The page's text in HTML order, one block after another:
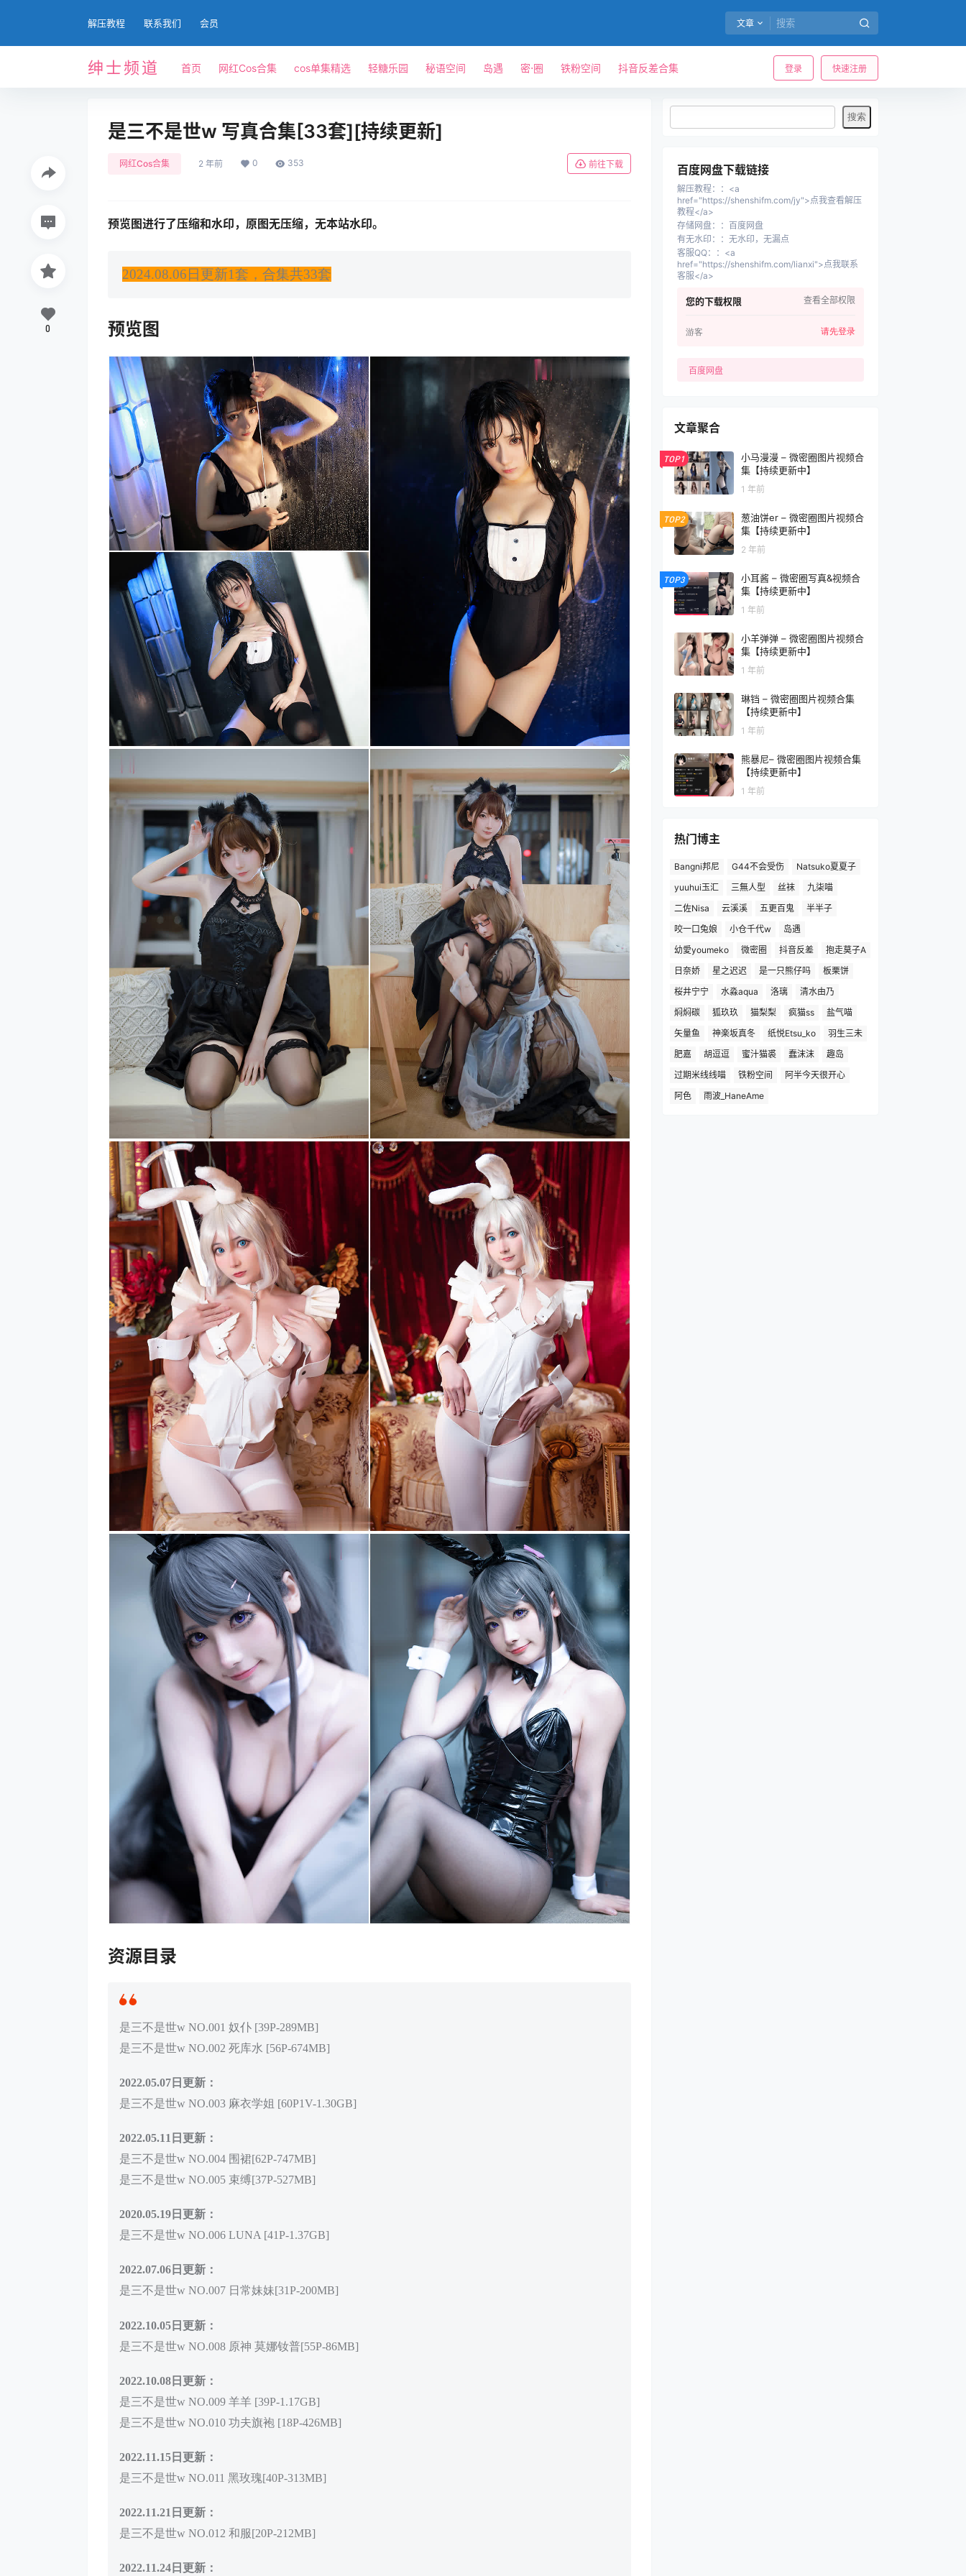
解压教程 联系我们 会员 文章
绅士频道 登录 快速注册
首页 网红Cos合集 cos单集精选 轻糖乐园 秘语空间 岛遇 密⋅圈 铁粉空间 抖音反差合集
是三不是世w 写真合集[33套][持续更新]
网红Cos合集 2 年前 0 353 前往下载
预览图进行了压缩和水印，原图无压缩，无本站水印。
2024.08.06日更新1套，合集共33套
预览图
资源目录
是三不是世w NO.001 奴仆 [39P-289MB]
是三不是世w NO.002 死库水 [56P-674MB]
2022.05.07日更新：
是三不是世w NO.003 麻衣学姐 [60P1V-1.30GB]
2022.05.11日更新：
是三不是世w NO.004 围裙[62P-747MB]
是三不是世w NO.005 束缚[37P-527MB]
2020.05.19日更新：
是三不是世w NO.006 LUNA [41P-1.37GB]
2022.07.06日更新：
是三不是世w NO.007 日常妹妹[31P-200MB]
2022.10.05日更新：
是三不是世w NO.008 原神 莫娜钕普[55P-86MB]
2022.10.08日更新：
是三不是世w NO.009 羊羊 [39P-1.17GB]
是三不是世w NO.010 功夫旗袍 [18P-426MB]
2022.11.15日更新：
是三不是世w NO.011 黑玫瑰[40P-313MB]
2022.11.21日更新：
是三不是世w NO.012 和服[20P-212MB]
2022.11.24日更新：
0
百度网盘下载链接
解压教程： ： <a
href="https://shenshifm.com/jy">点我查看解压
教程</a>
存储网盘：
： 百度网盘
有无水印：
： 无水印，无漏点
客服QQ：
： <a
href="https://shenshifm.com/lianxi">点我联系
客服</a>
您的下载权限 查看全部权限
游客 请先登录
百度网盘
文章聚合
TOP1
小马漫漫 – 微密圈图片视频合
集【持续更新中】
1 年前
TOP2
葱油饼er – 微密圈图片视频合
集【持续更新中】
2 年前
TOP3
小耳酱 – 微密圈写真&视频合
集【持续更新中】
1 年前
小羊弹弹 – 微密圈图片视频合
集【持续更新中】
1 年前
琳铛 – 微密圈图片视频合集
【持续更新中】
1 年前
熊暴尼– 微密圈图片视频合集
【持续更新中】
1 年前
热门博主
Bangni邦尼 G44不会受伤
Natsuko夏夏子
yuuhui玉汇
三無人型 丝袜
九柒喵
二佐Nisa
云溪溪 五更百鬼
半半子
咬一口兔娘
小仓千代w
岛遇
幼愛youmeko
微密圈 抖音反差
抱走莫子A
日奈娇
星之迟迟 是一只熊仔吗
板栗饼
桜井宁宁
水淼aqua 洛璃
清水由乃
焖焖碳
狐玖玖 猫梨梨 疯猫ss
盐气喵
矢量鱼
神楽坂真冬 纸悦Etsu_ko
羽生三未
肥嘉
胡逗逗 蜜汁猫裘 蠢沫沫
趣岛
过期米线线喵
铁粉空间
阿半今天很开心
阿色
雨波_HaneAme